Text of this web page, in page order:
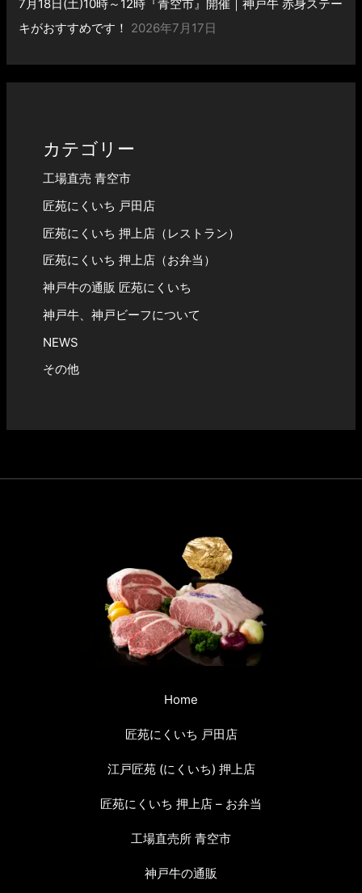
7月18日(土)10時～12時『青空市』開催｜神戸牛 赤身ステー
キがおすすめです！ 2026年7月17日
カテゴリー
工場直売 青空市
匠苑にくいち 戸田店
匠苑にくいち 押上店（レストラン）
匠苑にくいち 押上店（お弁当）
神戸牛の通販 匠苑にくいち
神戸牛、神戸ビーフについて
NEWS
その他
Home
匠苑にくいち 戸田店
江戸匠苑 (にくいち) 押上店
匠苑にくいち 押上店 – お弁当
工場直売所 青空市
神戸牛の通販